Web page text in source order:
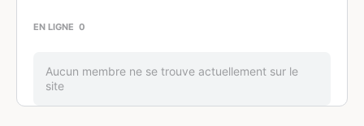
EN LIGNE 0
Aucun membre ne se trouve actuellement sur le
site